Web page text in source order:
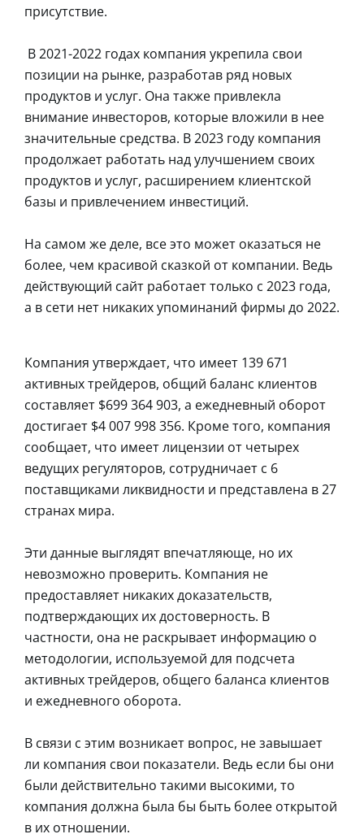
присутствие.
В 2021-2022 годах компания укрепила свои
позиции на рынке, разработав ряд новых
продуктов и услуг. Она также привлекла
внимание инвесторов, которые вложили в нее
значительные средства. В 2023 году компания
продолжает работать над улучшением своих
продуктов и услуг, расширением клиентской
базы и привлечением инвестиций.
На самом же деле, все это может оказаться не
более, чем красивой сказкой от компании. Ведь
действующий сайт работает только с 2023 года,
а в сети нет никаких упоминаний фирмы до 2022.
Компания утверждает, что имеет 139 671
активных трейдеров, общий баланс клиентов
составляет $699 364 903, а ежедневный оборот
достигает $4 007 998 356. Кроме того, компания
сообщает, что имеет лицензии от четырех
ведущих регуляторов, сотрудничает с 6
поставщиками ликвидности и представлена в 27
странах мира.
Эти данные выглядят впечатляюще, но их
невозможно проверить. Компания не
предоставляет никаких доказательств,
подтверждающих их достоверность. В
частности, она не раскрывает информацию о
методологии, используемой для подсчета
активных трейдеров, общего баланса клиентов
и ежедневного оборота.
В связи с этим возникает вопрос, не завышает
ли компания свои показатели. Ведь если бы они
были действительно такими высокими, то
компания должна была бы быть более открытой
в их отношении.